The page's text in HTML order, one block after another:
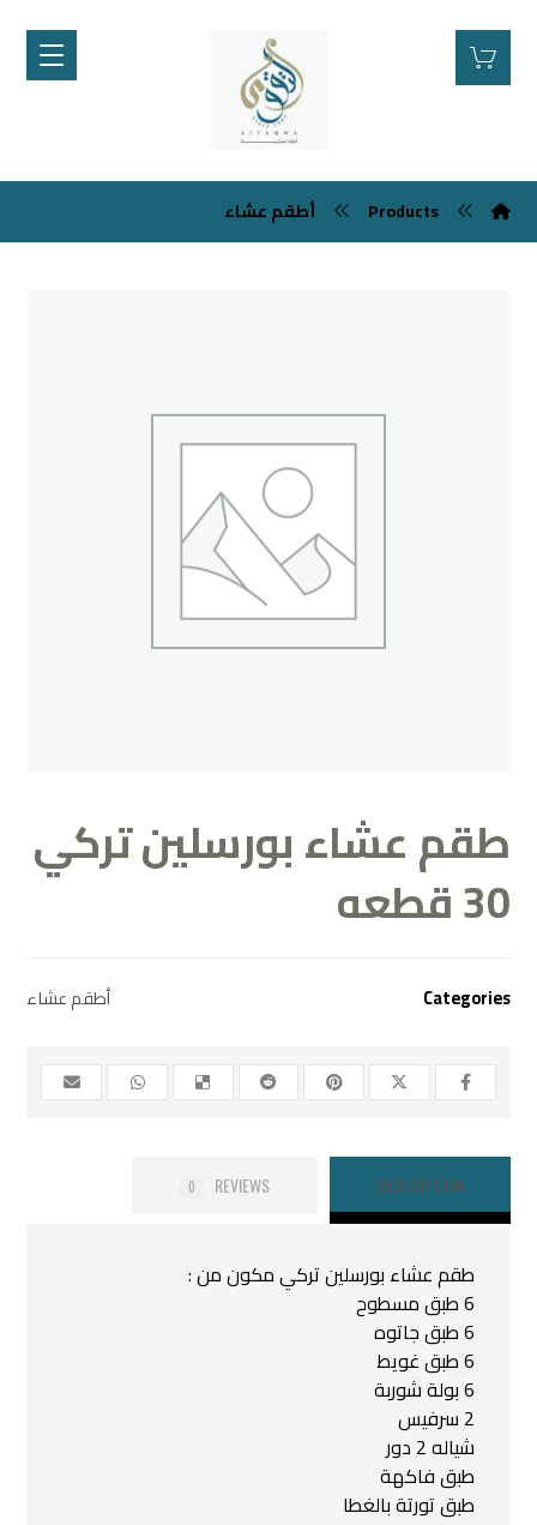
Products أطقم عشاء
طقم عشاء بورسلين تركي
30 قطعه
Categories أطقم عشاء
DESCRIPTION
REVIEWS
0
طقم عشاء بورسلين تركي مكون من :
6 طبق مسطوح
6 طبق جاتوه
6 طبق غويط
6 بولة شوربة
2 سرفيس
شياله 2 دور
طبق فاكهة
طبق تورتة بالغطا